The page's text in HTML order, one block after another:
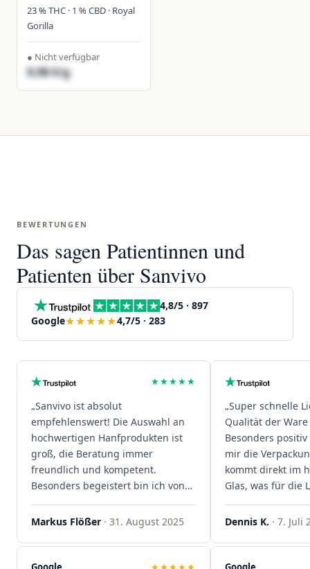
23 % THC · 1 % CBD · Royal
Gorilla
● Nicht verfügbar
9,98 €/g
BEWERTUNGEN
Das sagen Patientinnen und
Patienten über Sanvivo
4,8/5 · 897
Google★★★★★4,7/5 · 283
★★★★★
„Sanvivo ist absolut
empfehlenswert! Die Auswahl an
hochwertigen Hanfprodukten ist
groß, die Beratung immer
freundlich und kompetent.
Besonders begeistert bin ich von
der schnellen Rezeptannahme –
alles läuft unkompliziert und
sind extrem zügig, was mir jedes
Mal viel Zeit spart. Man merkt,
Markus Flößer · 31. August 2025
„Super schnelle
Qualität der
Besonders
mir die
kommt direkt im
Glas, was für die
ist. Ich bestelle
wieder!"
Dennis K. · 7. Juli